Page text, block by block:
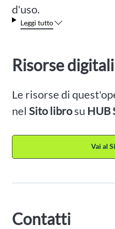
d'uso.
Leggi tutto
Risorse digitali
Le risorse di
nel Sito librosu HUB
Vai al
Contatti